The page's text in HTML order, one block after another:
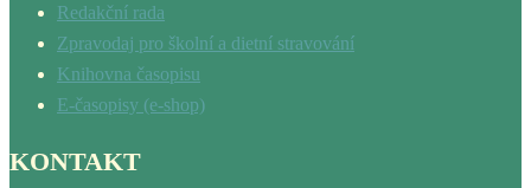
Redakční rada
Zpravodaj pro školní a dietní stravování
Knihovna časopisu
E-časopisy (e-shop)
KONTAKT